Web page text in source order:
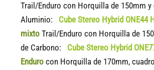
Trail/Enduro con Horquilla de 150mm y
Aluminio: Cube Stereo Hybrid ONE44
mixto Trail/Enduro con Horquilla de
de Carbono: Cube Stereo Hybrid
Enduro con Horquilla de 170mm,